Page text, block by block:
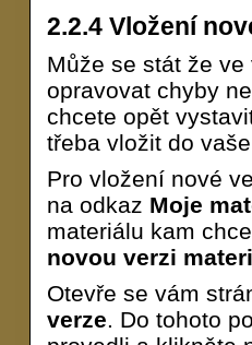
2.2.4 Vložení
Může se stát že
opravovat chyby
chcete opět
třeba vložit do
Pro vložení nové
na odkaz Moje
materiálu kam
novou verzi
Otevře se vám
verze. Do tohoto